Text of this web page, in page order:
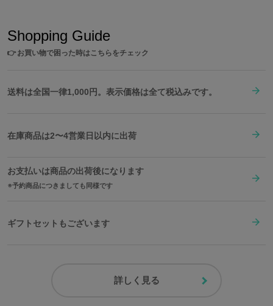
Shopping Guide
👉お買い物で困った時はこちらをチェック
送料は全国一律1,000円。表示価格は全て税込みです。
在庫商品は2〜4営業日以内に出荷
お支払いは商品の出荷後になります
予約商品につきましても同様です
ギフトセットもございます
詳しく見る